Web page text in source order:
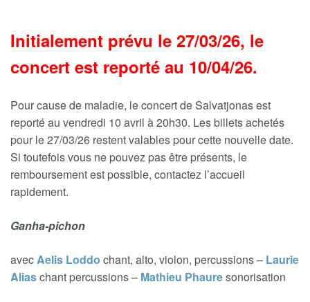
Initialement prévu le 27/03/26, le
concert est reporté au 10/04/26.
Pour cause de maladie, le concert de Salvatjonas est
reporté au vendredi 10 avril à 20h30. Les billets achetés
pour le 27/03/26 restent valables pour cette nouvelle date.
Si toutefois vous ne pouvez pas être présents, le
remboursement est possible, contactez l’accueil
rapidement.
Ganha-pichon
avecAelis Loddo chant, alto, violon, percussions – Laurie
Aliaschant percussions – Mathieu Phauresonorisation